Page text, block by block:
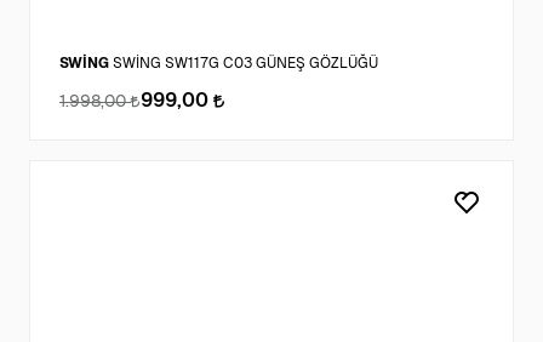
SWİNG SWİNG SW117G C03 GÜNEŞ GÖZLÜĞÜ
1.998,00 999,00